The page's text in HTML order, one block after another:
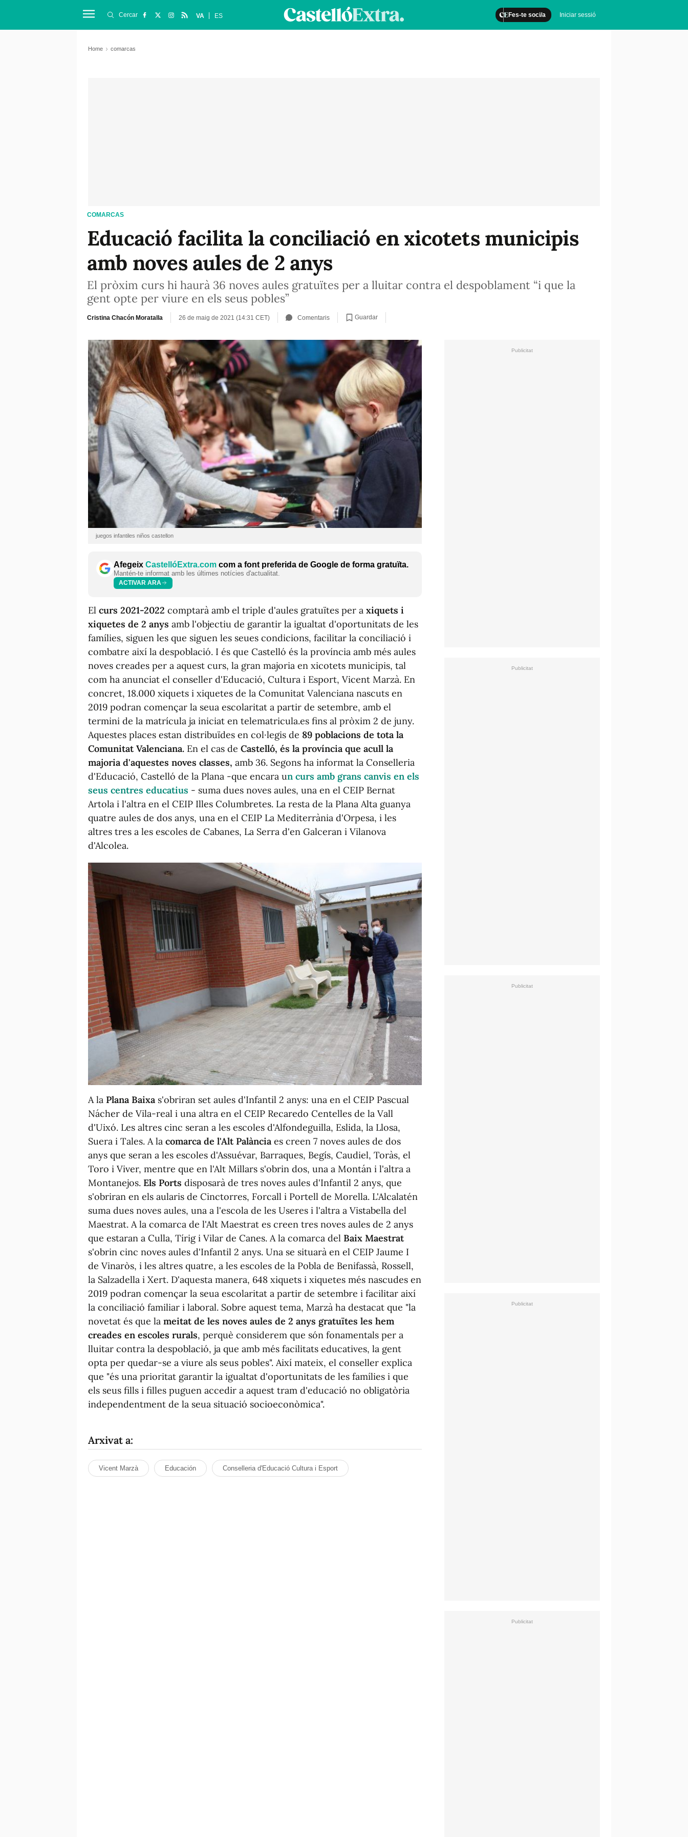
Fes-te soci/a Iniciar sessió
Cercar VA ES
Home comarcas
COMARCAS
Educació facilita la conciliació en xicotets municipis
amb noves aules de 2 anys
El pròxim curs hi haurà 36 noves aules gratuïtes per a lluitar contra el despoblament “i que la
gent opte per viure en els seus pobles”
Cristina Chacón Moratalla 26 de maig de 2021 (14:31 CET) Comentaris Guardar
juegos infantiles niños castellon
Afegeix CastellóExtra.com com a font preferida de Google de forma gratuïta.
Mantén-te informat amb les últimes notícies d'actualitat.
ACTIVAR ARA
El curs 2021-2022 comptarà amb el triple d'aules gratuïtes per a xiquets i
xiquetes de 2 anys amb l'objectiu de garantir la igualtat d'oportunitats de les
famílies, siguen les que siguen les seues condicions, facilitar la conciliació i
combatre així la despoblació. I és que Castelló és la província amb més aules
noves creades per a aquest curs, la gran majoria en xicotets municipis, tal
com ha anunciat el conseller d'Educació, Cultura i Esport, Vicent Marzà. En
concret, 18.000 xiquets i xiquetes de la Comunitat Valenciana nascuts en
2019 podran començar la seua escolaritat a partir de setembre, amb el
termini de la matrícula ja iniciat en telematricula.es fins al pròxim 2 de juny.
Aquestes places estan distribuïdes en col·legis de 89 poblacions de tota la
Comunitat Valenciana. En el cas de Castelló, és la província que acull la
majoria d'aquestes noves classes, amb 36. Segons ha informat la Conselleria
d'Educació, Castelló de la Plana -que encara un curs amb grans canvis en els
seus centres educatius - suma dues noves aules, una en el CEIP Bernat
Artola i l'altra en el CEIP Illes Columbretes. La resta de la Plana Alta guanya
quatre aules de dos anys, una en el CEIP La Mediterrània d'Orpesa, i les
altres tres a les escoles de Cabanes, La Serra d'en Galceran i Vilanova
d'Alcolea.
A la Plana Baixa s'obriran set aules d'Infantil 2 anys: una en el CEIP Pascual
Nácher de Vila-real i una altra en el CEIP Recaredo Centelles de la Vall
d'Uixó. Les altres cinc seran a les escoles d'Alfondeguilla, Eslida, la Llosa,
Suera i Tales. A la comarca de l'Alt Palància es creen 7 noves aules de dos
anys que seran a les escoles d'Assuévar, Barraques, Begís, Caudiel, Toràs, el
Toro i Viver, mentre que en l'Alt Millars s'obrin dos, una a Montán i l'altra a
Montanejos. Els Ports disposarà de tres noves aules d'Infantil 2 anys, que
s'obriran en els aularis de Cinctorres, Forcall i Portell de Morella. L'Alcalatén
suma dues noves aules, una a l'escola de les Useres i l'altra a Vistabella del
Maestrat. A la comarca de l'Alt Maestrat es creen tres noves aules de 2 anys
que estaran a Culla, Tírig i Vilar de Canes. A la comarca del Baix Maestrat
s'obrin cinc noves aules d'Infantil 2 anys. Una se situarà en el CEIP Jaume I
de Vinaròs, i les altres quatre, a les escoles de la Pobla de Benifassà, Rossell,
la Salzadella i Xert. D'aquesta manera, 648 xiquets i xiquetes més nascudes en
2019 podran començar la seua escolaritat a partir de setembre i facilitar així
la conciliació familiar i laboral. Sobre aquest tema, Marzà ha destacat que "la
novetat és que la meitat de les noves aules de 2 anys gratuïtes les hem
creades en escoles rurals, perquè considerem que són fonamentals per a
lluitar contra la despoblació, ja que amb més facilitats educatives, la gent
opta per quedar-se a viure als seus pobles". Així mateix, el conseller explica
que "és una prioritat garantir la igualtat d'oportunitats de les famílies i que
els seus fills i filles puguen accedir a aquest tram d'educació no obligatòria
independentment de la seua situació socioeconòmica".
Arxivat a:
Vicent Marzà Educación Conselleria d'Educació Cultura i Esport